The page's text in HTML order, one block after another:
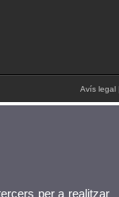
Avís legal
per a realitzar